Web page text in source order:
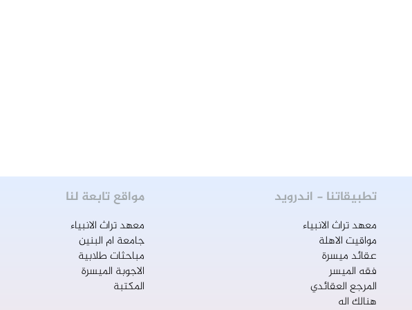
تطبيقاتنا - اندرويد
معهد تراث الانبياء
مواقيت الاهلة
عقائد ميسرة
فقه الميسر
المرجع العقائدي
هنالك اله
مواقع تابعة لنا
معهد تراث الانبياء
جامعة ام البنين
مباحثات طلابية
الاجوبة الميسرة
المكتبة